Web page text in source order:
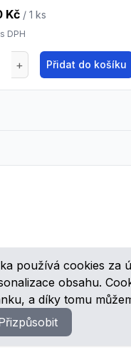
používá cookies za
obsahu.
a díky tomu
Kč / 1 ks
s DPH
Přidat do košíku
speciálních